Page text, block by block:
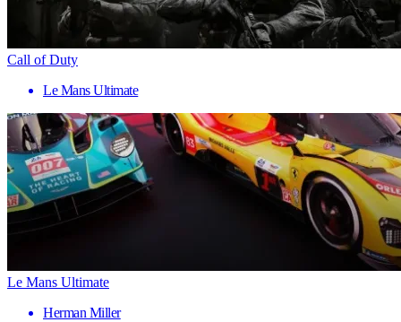
Call of Duty
Le Mans Ultimate
Le Mans Ultimate
Herman Miller